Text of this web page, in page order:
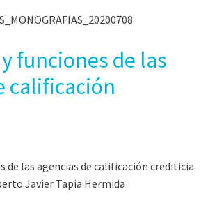
funciones de las
calificación
de las agencias de calificación crediticia
Javier Tapia Hermida